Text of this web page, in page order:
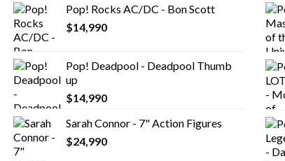
Pop! Rocks AC/DC - Bon Scott
$14,990
Pop! Deadpool - Deadpool Thumb
up
$14,990
Sarah Connor - 7" Action Figures
$24,990